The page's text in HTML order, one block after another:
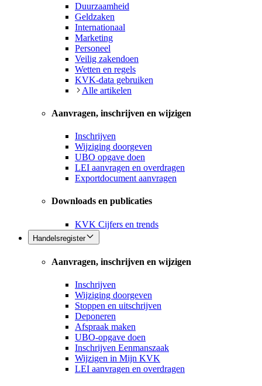
Duurzaamheid
Geldzaken
Internationaal
Marketing
Personeel
Veilig zakendoen
Wetten en regels
KVK-data gebruiken
Alle artikelen
Aanvragen, inschrijven en wijzigen
Inschrijven
Wijziging doorgeven
UBO opgave doen
LEI aanvragen en overdragen
Exportdocument aanvragen
Downloads en publicaties
KVK Cijfers en trends
Handelsregister
Aanvragen, inschrijven en wijzigen
Inschrijven
Wijziging doorgeven
Stoppen en uitschrijven
Deponeren
Afspraak maken
UBO-opgave doen
Inschrijven Eenmanszaak
Wijzigen in Mijn KVK
LEI aanvragen en overdragen